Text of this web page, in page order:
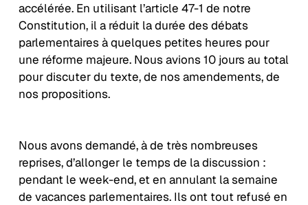
accélérée. En utilisant l’article 47-1 de notre
Constitution, il a réduit la durée des débats
parlementaires à quelques petites heures pour
une réforme majeure. Nous avions 10 jours au total
pour discuter du texte, de nos amendements, de
nos propositions.
Nous avons demandé, à de très nombreuses
reprises, d’allonger le temps de la discussion :
pendant le week-end, et en annulant la semaine
de vacances parlementaires. Ils ont tout refusé en